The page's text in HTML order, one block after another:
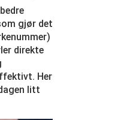
gjør det
direkte
Her
litt